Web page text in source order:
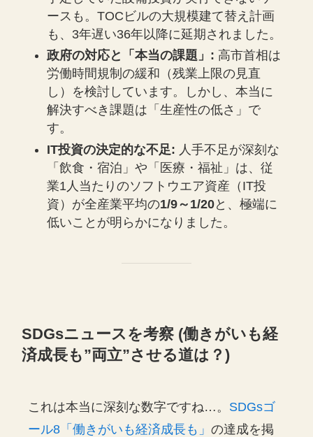
ースも。TOCビルの大規模建て替え計画
も、3年遅い36年以降に延期されました。
政府の対応と「本当の課題」: 高市首相は
労働時間規制の緩和（残業上限の見直
し）を検討しています。しかし、本当に
解決すべき課題は「生産性の低さ」で
す。
IT投資の決定的な不足: 人手不足が深刻な
「飲食・宿泊」や「医療・福祉」は、従
業1人当たりのソフトウエア資産（IT投
資）が全産業平均の1/9～1/20と、極端に
低いことが明らかになりました。
SDGsニュースを考察 (働きがいも経
済成長も”両立”させる道は？)
これは本当に深刻な数字ですね…。 SDGsゴ
ール8「働きがいも経済成長も」の達成を掲